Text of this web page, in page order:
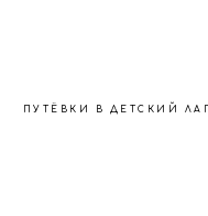
ПУТЁВКИ В ДЕТСКИЙ